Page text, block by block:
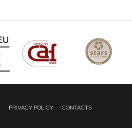
PRIVACY POLICY CONTACTS